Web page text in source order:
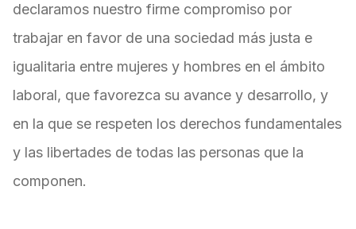
declaramos nuestro firme compromiso por
trabajar en favor de una sociedad más justa e
igualitaria entre mujeres y hombres en el ámbito
laboral, que favorezca su avance y desarrollo, y
en la que se respeten los derechos fundamentales
y las libertades de todas las personas que la
componen.